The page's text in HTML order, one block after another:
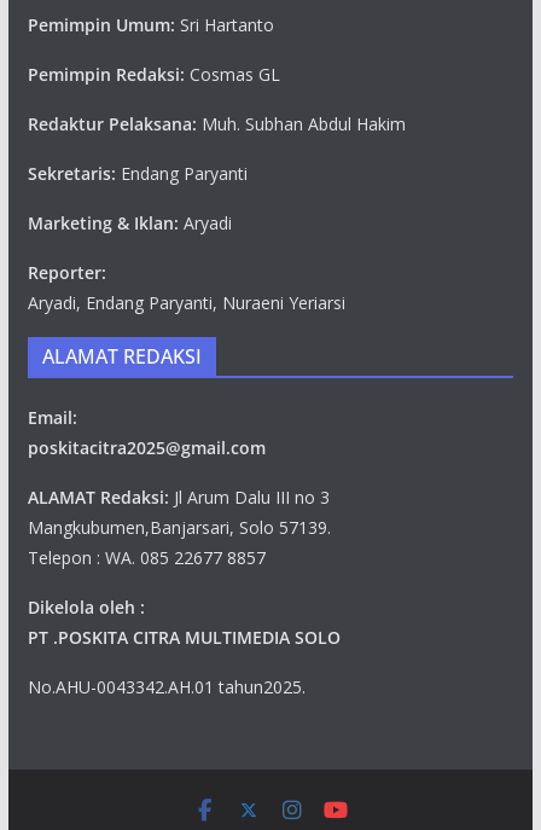
Pemimpin Umum: Sri Hartanto
Pemimpin Redaksi: Cosmas GL
Redaktur Pelaksana: Muh. Subhan Abdul Hakim
Sekretaris: Endang Paryanti
Marketing & Iklan: Aryadi
Reporter:
Aryadi, Endang Paryanti, Nuraeni Yeriarsi
ALAMAT REDAKSI
Email:
poskitacitra2025@gmail.com
ALAMAT Redaksi: Jl Arum Dalu III no 3
Mangkubumen,Banjarsari, Solo 57139.
Telepon : WA. 085 22677 8857
Dikelola oleh :
PT .POSKITA CITRA MULTIMEDIA SOLO
No.AHU-0043342.AH.01 tahun2025.